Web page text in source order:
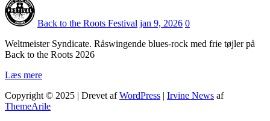
Back to the Roots Festival jan 9, 2026 0
Weltmeister Syndicate. Råswingende blues-rock med frie tøjler på
Back to the Roots 2026
Læs mere
Copyright © 2025 | Drevet afWordPress | Irvine News af
ThemeArile